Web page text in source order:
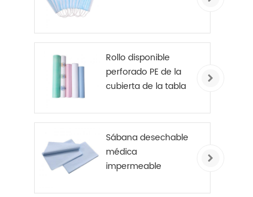
Rollo disponible
perforado PE de la
cubierta de la tabla
sábanas del hospital
Sábana desechable
médica
impermeable